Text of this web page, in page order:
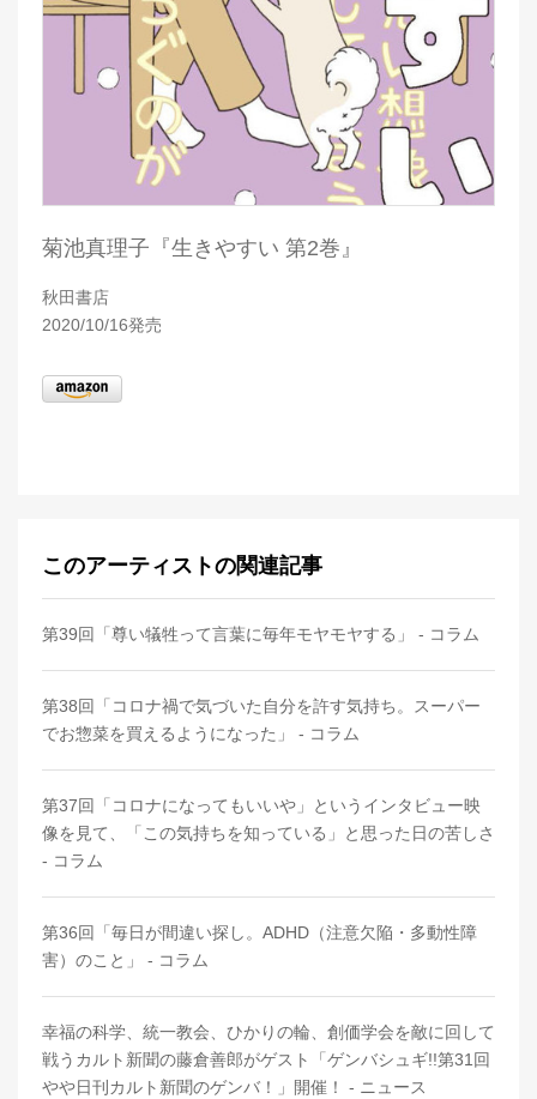
菊池真理子『生きやすい 第2巻』
秋田書店
2020/10/16発売
このアーティストの関連記事
第39回「尊い犠牲って言葉に毎年モヤモヤする」 - コラム
第38回「コロナ禍で気づいた自分を許す気持ち。スーパー
でお惣菜を買えるようになった」 - コラム
第37回「コロナになってもいいや」というインタビュー映
像を見て、「この気持ちを知っている」と思った日の苦しさ
- コラム
第36回「毎日が間違い探し。ADHD（注意欠陥・多動性障
害）のこと」 - コラム
幸福の科学、統一教会、ひかりの輪、創価学会を敵に回して
戦うカルト新聞の藤倉善郎がゲスト「ゲンバシュギ!!第31回
やや日刊カルト新聞のゲンバ！」開催！ - ニュース